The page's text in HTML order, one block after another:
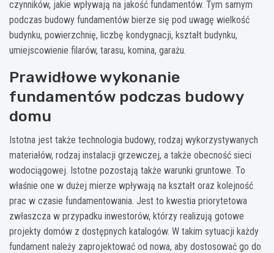
czynników, jakie wpływają na jakość fundamentów. Tym samym
podczas budowy fundamentów bierze się pod uwagę wielkość
budynku, powierzchnię, liczbę kondygnacji, kształt budynku,
umiejscowienie filarów, tarasu, komina, garażu.
Prawidłowe wykonanie
fundamentów podczas budowy
domu
Istotna jest także technologia budowy, rodzaj wykorzystywanych
materiałów, rodzaj instalacji grzewczej, a także obecność sieci
wodociągowej. Istotne pozostają także warunki gruntowe. To
właśnie one w dużej mierze wpływają na kształt oraz kolejność
prac w czasie fundamentowania. Jest to kwestia priorytetowa
zwłaszcza w przypadku inwestorów, którzy realizują gotowe
projekty domów z dostępnych katalogów. W takim sytuacji każdy
fundament należy zaprojektować od nowa, aby dostosować go do